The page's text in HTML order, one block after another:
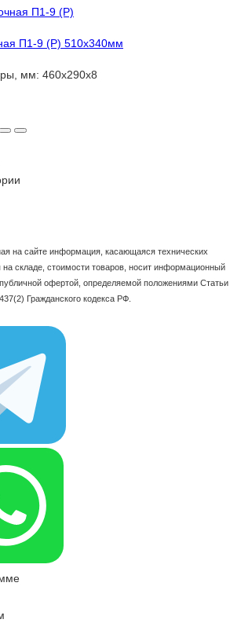
П1-9 (Р) 510х340мм
мм: 460х290х8
на сайте информация, касающаяся технических
на складе, стоимости товаров, носит информационный
офертой, определяемой положениями Статьи
437(2) Гражданского кодекса РФ.